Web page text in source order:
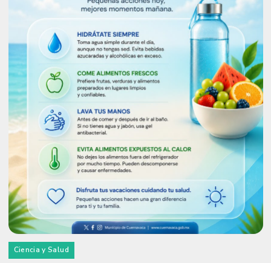
Ciencia y Salud